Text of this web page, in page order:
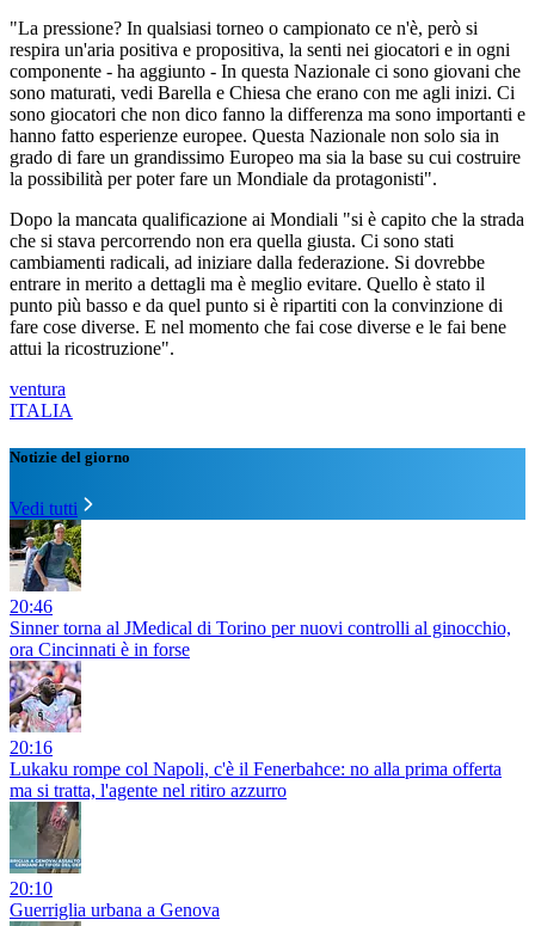
"La pressione? In qualsiasi torneo o campionato ce n'è, però si
respira un'aria positiva e propositiva, la senti nei giocatori e in ogni
componente - ha aggiunto - In questa Nazionale ci sono giovani che
sono maturati, vedi Barella e Chiesa che erano con me agli inizi. Ci
sono giocatori che non dico fanno la differenza ma sono importanti e
hanno fatto esperienze europee. Questa Nazionale non solo sia in
grado di fare un grandissimo Europeo ma sia la base su cui costruire
la possibilità per poter fare un Mondiale da protagonisti".
Dopo la mancata qualificazione ai Mondiali "si è capito che la strada
che si stava percorrendo non era quella giusta. Ci sono stati
cambiamenti radicali, ad iniziare dalla federazione. Si dovrebbe
entrare in merito a dettagli ma è meglio evitare. Quello è stato il
punto più basso e da quel punto si è ripartiti con la convinzione di
fare cose diverse. E nel momento che fai cose diverse e le fai bene
attui la ricostruzione".
ventura
ITALIA
Notizie del giorno
Vedi tutti
20:46
Sinner torna al JMedical di Torino per nuovi controlli al ginocchio,
ora Cincinnati è in forse
20:16
Lukaku rompe col Napoli, c'è il Fenerbahce: no alla prima offerta
ma si tratta, l'agente nel ritiro azzurro
20:10
Guerriglia urbana a Genova